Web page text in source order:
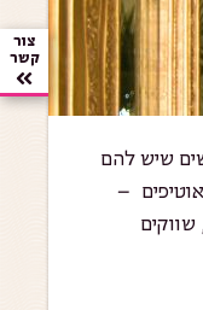
שיש להם
–
צור
קשר